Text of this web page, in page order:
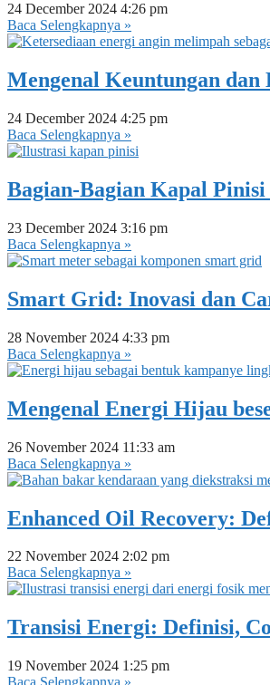
24 December 2024 4:26 pm
Baca Selengkapnya »
Mengenal Keuntungan
24 December 2024 4:25 pm
Baca Selengkapnya »
Bagian-Bagian Kapal Pinisi
23 December 2024 3:16 pm
Baca Selengkapnya »
Smart Grid: Inovasi dan
28 November 2024 4:33 pm
Baca Selengkapnya »
Mengenal Energi Hijau
26 November 2024 11:33 am
Baca Selengkapnya »
Enhanced Oil Recovery:
22 November 2024 2:02 pm
Baca Selengkapnya »
Transisi Energi: Definisi,
19 November 2024 1:25 pm